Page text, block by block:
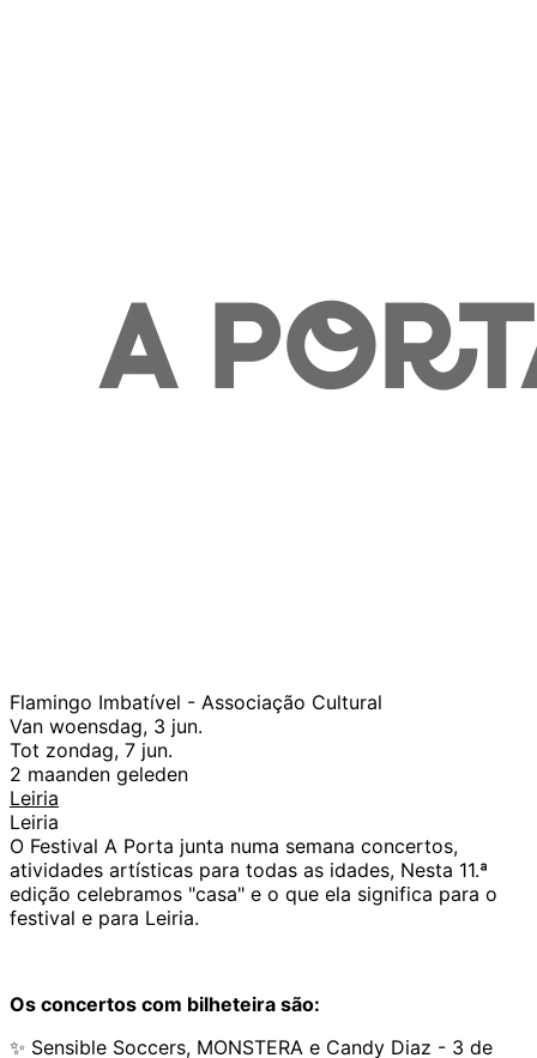
Flamingo Imbatível - Associação Cultural
Van woensdag, 3 jun.
Tot zondag, 7 jun.
2 maanden geleden
Leiria
Leiria
O Festival A Porta junta numa semana concertos,
atividades artísticas para todas as idades, Nesta 11.ª
edição celebramos "casa" e o que ela significa para o
festival e para Leiria.
Os concertos com bilheteira são:
✨ Sensible Soccers, MONSTERA e Candy Diaz - 3 de